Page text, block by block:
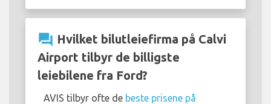
question_answer Hvilket bilutleiefirma på Calvi
Airport tilbyr de billigste
leiebilene fra Ford?
AVIS tilbyr ofte de beste prisene på